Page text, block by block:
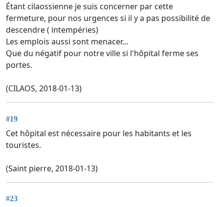
Étant cilaossienne je suis concerner par cette
fermeture, pour nos urgences si il y a pas possibilité de
descendre ( intempéries)
Les emplois aussi sont menacer...
Que du négatif pour notre ville si l'hôpital ferme ses
portes.
(CILAOS, 2018-01-13)
#19
Cet hôpital est nécessaire pour les habitants et les
touristes.
(Saint pierre, 2018-01-13)
#23